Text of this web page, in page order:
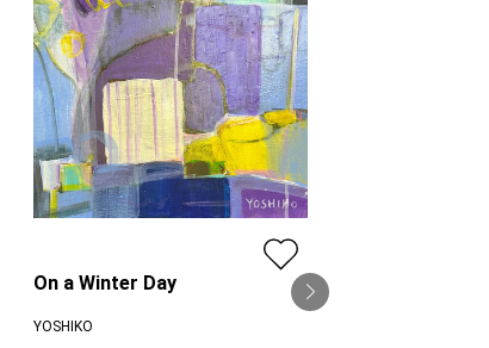
On a Winter Day
YOSHIKO